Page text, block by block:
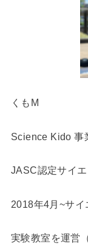
くもM
Science Kido 事
JASC認定サイ
2018年4月~サ
実験教室を運営